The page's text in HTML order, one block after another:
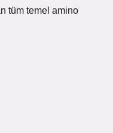
tüm temel amino